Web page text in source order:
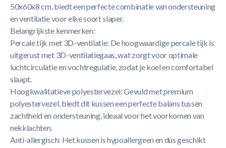
50x60x8 cm, biedt een perfecte combinatie van ondersteuning
en ventilatie voor elke soort slaper.
Belangrijkste kenmerken:
Percale tijk met 3D-ventilatie: De hoogwaardige percale tijk is
uitgerust met 3D-ventilatiegaas, wat zorgt voor optimale
luchtcirculatie en vochtregulatie, zodat je koel en comfortabel
slaapt.
Hoogkwalitatieve polyestervezel: Gevuld met premium
polyestervezel, biedt dit kussen een perfecte balans tussen
zachtheid en ondersteuning, ideaal voor het voorkomen van
nekklachten.
Anti-allergisch: Het kussen is hypoallergeen en dus geschikt